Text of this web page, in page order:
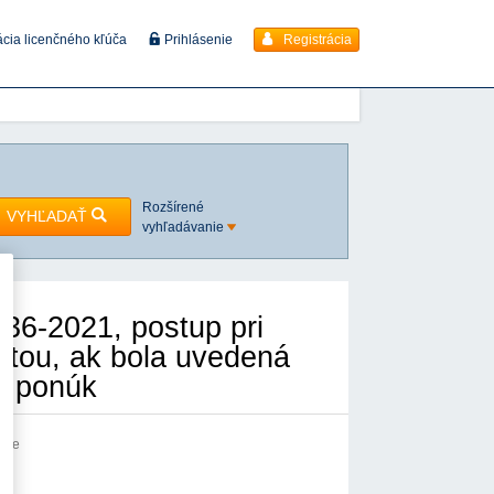
licenčného kľúča Prihlásenie Registrácia
VYHĽADAŤ
Rozšírené
vyhľadávanie
2021, postup pri
ak bola uvedená
ponúk